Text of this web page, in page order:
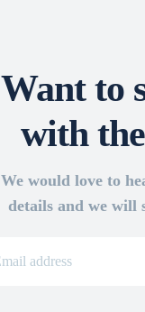
Want to
with
We would love to
details and we will